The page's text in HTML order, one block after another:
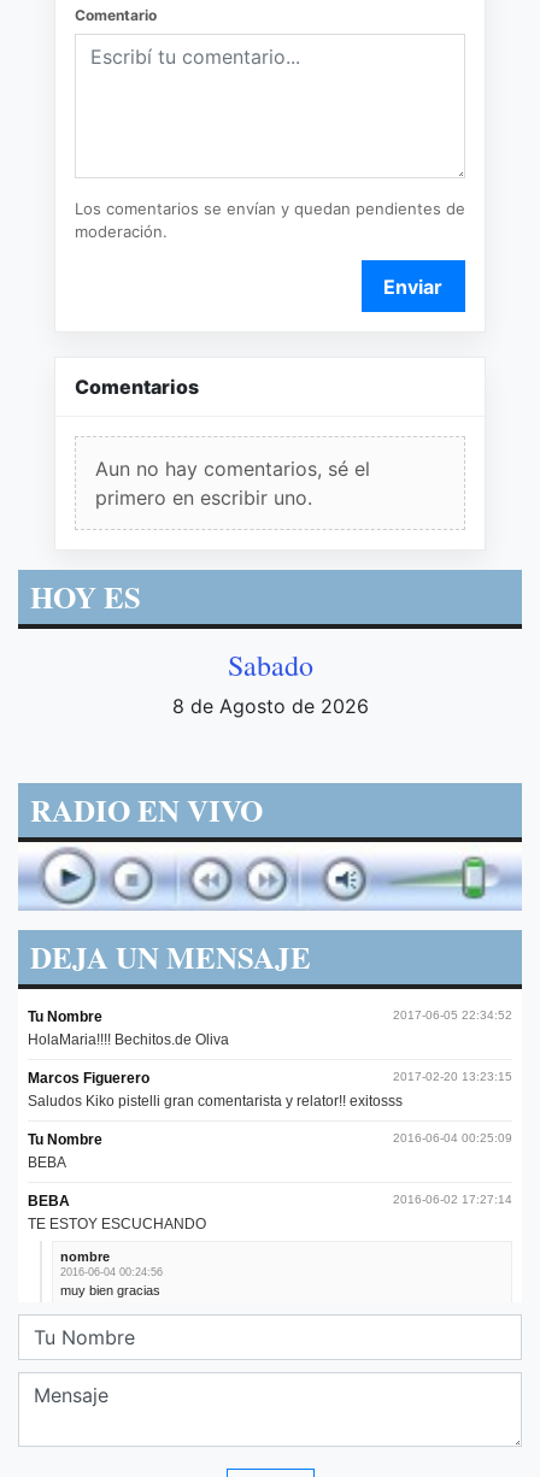
Comentario
Los comentarios se envían y quedan pendientes de
moderación.
Enviar
Comentarios
Aun no hay comentarios, sé el
primero en escribir uno.
HOY ES
Sabado
8 de Agosto de 2026
RADIO EN VIVO
DEJA UN MENSAJE